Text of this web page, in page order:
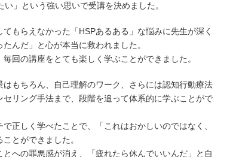
い」という強い思いで受講を決めました。
もらえなかった「HSPあるある」な悩みに先生が深く
んだ」と心が本当に救われました。
回の講座をとても楽しく学ぶことができました。
もちろん、自己理解のワーク、さらには認知行動療法
リング手法まで、段階を追って体系的に学ぶことがで
正しく学べたことで、「これはおかしいのではなく、
とができました。
への罪悪感が消え、「疲れたら休んでいいんだ」と自